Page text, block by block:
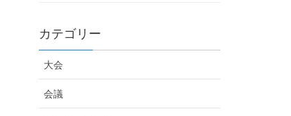
カテゴリー
大会
会議